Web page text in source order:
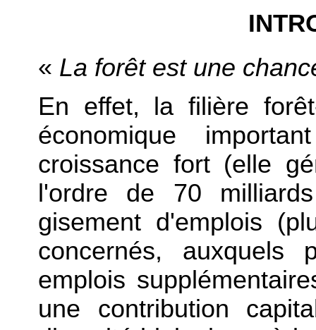
« La forêt est une
En effet, la filière
économique
croissance fort (elle
l'ordre de 70
gisement d'emplois
concernés, auxquels
emplois
une contribution